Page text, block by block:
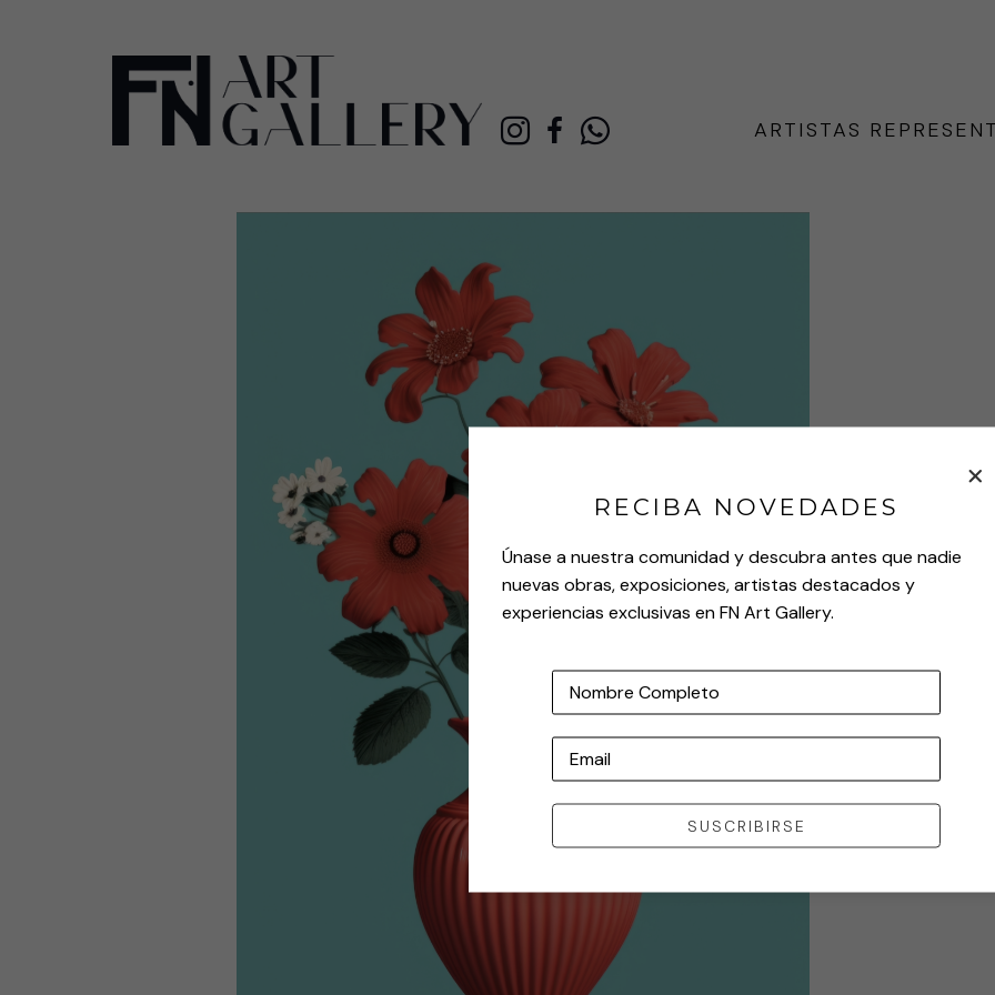
ARTISTAS
RECIBA NOVEDADES
Únase a nuestra comunidad y descubra antes que nadie
nuevas obras, exposiciones, artistas destacados y
experiencias exclusivas en FN Art Gallery.
Nombre Completo
Email
SUSCRIBIRSE